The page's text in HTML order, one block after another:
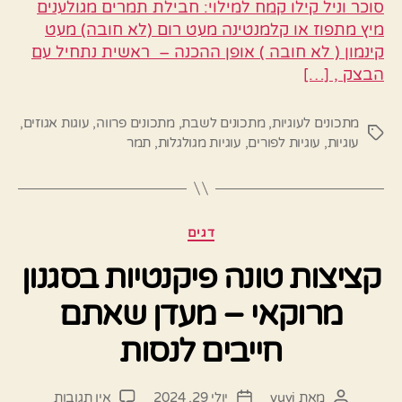
סוכר וניל קילו קמח למילוי: חבילת תמרים מגולענים
מיץ מתפוז או קלמנטינה מעט רום (לא חובה) מעט
קינמון ( לא חובה ) אופן ההכנה – ראשית נתחיל עם
הבצק , […]
תגיות
מתכונים לעוגיות,מתכונים לשבת,מתכונים פרווה, עוגות אגוזים,
עוגיות, עוגיות לפורים, עוגיות מגולגלות, תמר
קטגוריותדגים
קציצות טונה פיקנטיות בסגנון
מרוקאי – מעדן שאתם
חייבים לנסות
המחבר
מאת yuvi
תאריך
יולי 29, 2024 אין תגובות